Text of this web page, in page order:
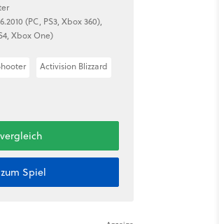
(PC, PS3, Xbox 360),
Xbox One)
Activision Blizzard
Spiel